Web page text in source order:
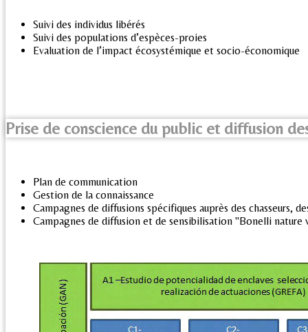
Suivi des individus libérés
Suivi des populations d’espèces-proies
Evaluation de l’impact écosystémique et socio-économique
Prise de conscience du public et diffusion
Plan de communication
Gestion de la connaissance
Campagnes de diffusions spécifiques auprès des chasseurs,
Campagnes de diffusion et de sensibilisation "Bonelli nature